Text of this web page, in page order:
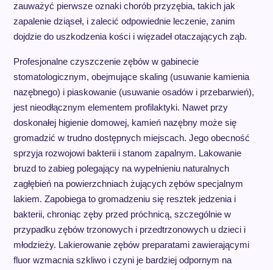
zauważyć pierwsze oznaki chorób przyzębia, takich jak
zapalenie dziąseł, i zalecić odpowiednie leczenie, zanim
dojdzie do uszkodzenia kości i więzadeł otaczających ząb.
Profesjonalne czyszczenie zębów w gabinecie
stomatologicznym, obejmujące skaling (usuwanie kamienia
nazębnego) i piaskowanie (usuwanie osadów i przebarwień),
jest nieodłącznym elementem profilaktyki. Nawet przy
doskonałej higienie domowej, kamień nazębny może się
gromadzić w trudno dostępnych miejscach. Jego obecność
sprzyja rozwojowi bakterii i stanom zapalnym. Lakowanie
bruzd to zabieg polegający na wypełnieniu naturalnych
zagłębień na powierzchniach żujących zębów specjalnym
lakiem. Zapobiega to gromadzeniu się resztek jedzenia i
bakterii, chroniąc zęby przed próchnicą, szczególnie w
przypadku zębów trzonowych i przedtrzonowych u dzieci i
młodzieży. Lakierowanie zębów preparatami zawierającymi
fluor wzmacnia szkliwo i czyni je bardziej odpornym na